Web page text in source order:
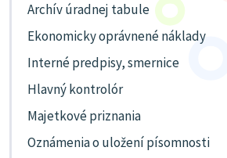
Archív úradnej tabule
Ekonomicky oprávnené náklady
Interné predpisy, smernice
Hlavný kontrolór
Majetkové priznania
Oznámenia o uložení písomnosti